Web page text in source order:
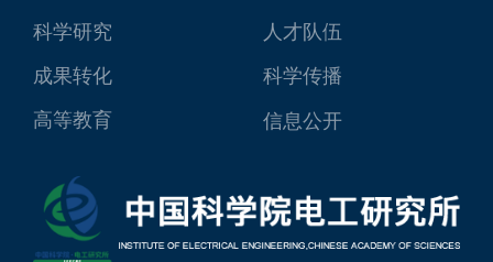
科学研究
人才队伍
成果转化
科学传播
高等教育
信息公开